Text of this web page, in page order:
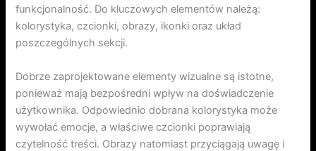
funkcjonalność. Do kluczowych elementów należą:
kolorystyka, czcionki, obrazy, ikonki oraz układ
poszczególnych sekcji.
Dobrze zaprojektowane elementy wizualne są istotne,
ponieważ mają bezpośredni wpływ na doświadczenie
użytkownika. Odpowiednio dobrana kolorystyka może
wywołać emocje, a właściwe czcionki poprawiają
czytelność treści. Obrazy natomiast przyciągają uwagę i